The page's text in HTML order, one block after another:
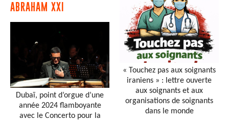
ABRAHAM XXI
Dubaï, point d’orgue d’une
année 2024 flamboyante
avec le Concerto pour la
« Touchez pas aux soignants
iraniens » : lettre ouverte
aux soignants et aux
organisations de soignants
dans le monde